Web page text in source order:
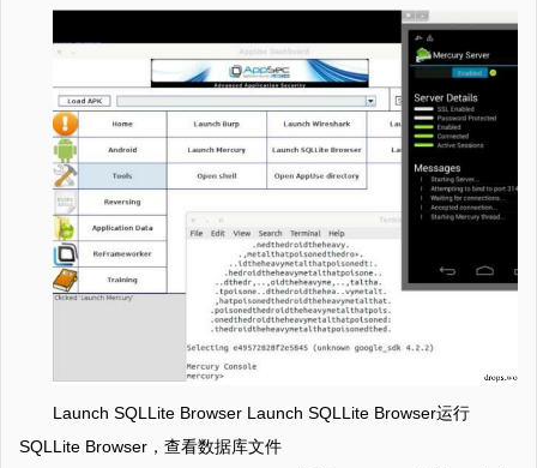
Launch SQLLite Browser Launch SQLLite Browser运行
SQLLite Browser，查看数据库文件